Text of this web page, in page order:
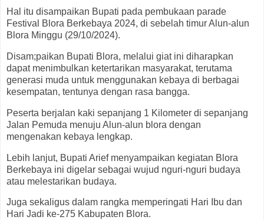
Hal itu disampaikan Bupati pada pembukaan parade
Festival Blora Berkebaya 2024, di sebelah timur Alun-alun
Blora Minggu (29/10/2024).
Disam;paikan Bupati Blora, melalui giat ini diharapkan
dapat menimbulkan ketertarikan masyarakat, terutama
generasi muda untuk menggunakan kebaya di berbagai
kesempatan, tentunya dengan rasa bangga.
Peserta berjalan kaki sepanjang 1 Kilometer di sepanjang
Jalan Pemuda menuju Alun-alun blora dengan
mengenakan kebaya lengkap.
Lebih lanjut, Bupati Arief menyampaikan kegiatan Blora
Berkebaya ini digelar sebagai wujud nguri-nguri budaya
atau melestarikan budaya.
Juga sekaligus dalam rangka memperingati Hari Ibu dan
Hari Jadi ke-275 Kabupaten Blora.